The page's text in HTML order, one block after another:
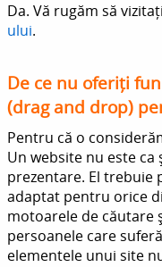
Da. Vă rugăm să
ului.
De ce nu oferiți
(drag and drop)
Pentru că o
Un website nu este ca
prezentare. El trebuie
adaptat pentru orice
motoarele de căutare
persoanele care
elementele unui site